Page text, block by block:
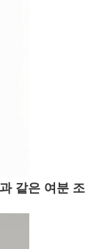
같은 여분 조